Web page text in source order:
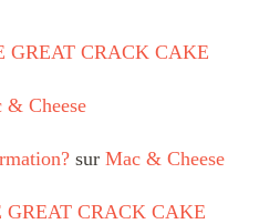
GREAT CRACK CAKE
& Cheese
sur Mac & Cheese
GREAT CRACK CAKE